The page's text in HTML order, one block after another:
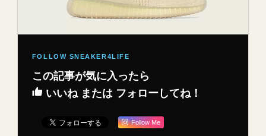
この記事が気に入ったら
いいね または フォローしてね！
Follow Me